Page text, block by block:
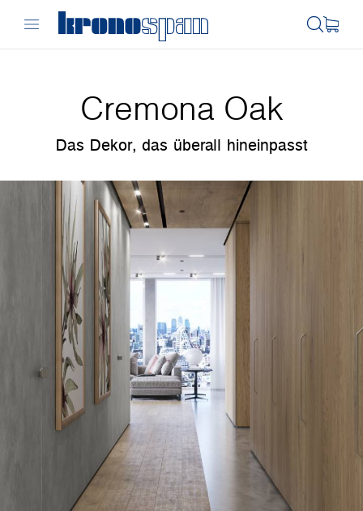
Cremona Oak
Das Dekor, das überall hineinpasst